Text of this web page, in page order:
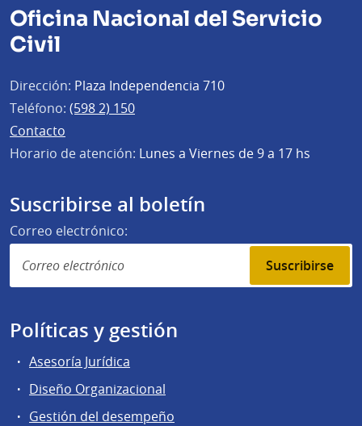
Oficina Nacional del Servicio
Civil
Dirección: Plaza Independencia 710
Teléfono: (598 2) 150
Contacto
Horario de atención: Lunes a Viernes de 9 a 17 hs
Suscribirse al boletín
Correo electrónico:
Suscribirse
Políticas y gestión
Asesoría Jurídica
Diseño Organizacional
Gestión del desempeño